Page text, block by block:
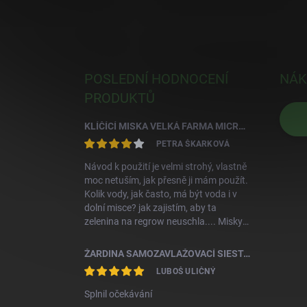
POSLEDNÍ HODNOCENÍ
PRODUKTŮ
KLÍČÍCÍ MISKA VELKÁ FARMA MICROGREENS+REGROW - SLONOVÁ KOST
PETRA ŠKARKOVÁ
Návod k použití je velmi strohý, vlastně
moc netuším, jak přesně ji mám použít.
Kolik vody, jak často, má být voda i v
dolní misce? jak zajistím, aby ta
zelenina na regrow neuschla.... Misky
první semínka
ŽARDINA SAMOZAVLAŽOVACÍ SIESTA 25 TERAKOTA S KOV.ZÁV.
LUBOŠ ULIČNÝ
Splnil očekávání